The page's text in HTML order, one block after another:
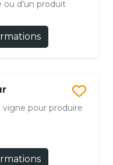
ou d'un produit
vigne pour produire